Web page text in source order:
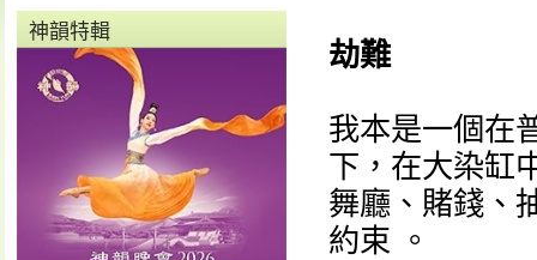
神韻特輯
劫難
我本是一個在
下，在大染缸
舞廳、賭錢、
約束 。